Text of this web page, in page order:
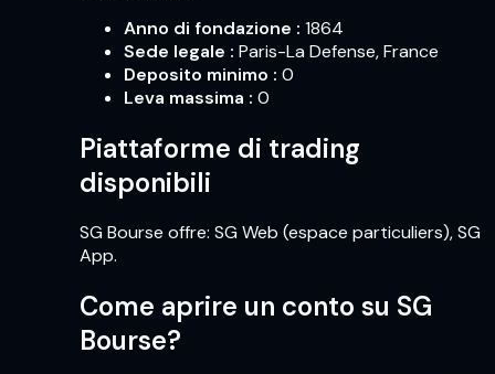
Anno di fondazione : 1864
Sede legale : Paris-La Defense, France
Deposito minimo : 0
Leva massima : 0
Piattaforme di trading
disponibili
SG Bourse offre: SG Web (espace particuliers), SG
App.
Come aprire un conto su SG
Bourse?